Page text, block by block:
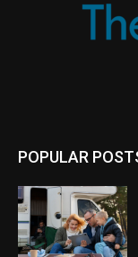
POPULAR